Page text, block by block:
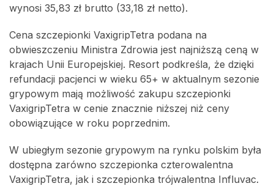
wynosi 35,83 zł brutto (33,18 zł netto).
Cena szczepionki VaxigripTetra podana na
obwieszczeniu Ministra Zdrowia jest najniższą ceną w
krajach Unii Europejskiej. Resort podkreśla, że dzięki
refundacji pacjenci w wieku 65+ w aktualnym sezonie
grypowym mają możliwość zakupu szczepionki
VaxigripTetra w cenie znacznie niższej niż ceny
obowiązujące w roku poprzednim.
W ubiegłym sezonie grypowym na rynku polskim była
dostępna zarówno szczepionka czterowalentna
VaxigripTetra, jak i szczepionka trójwalentna Influvac.